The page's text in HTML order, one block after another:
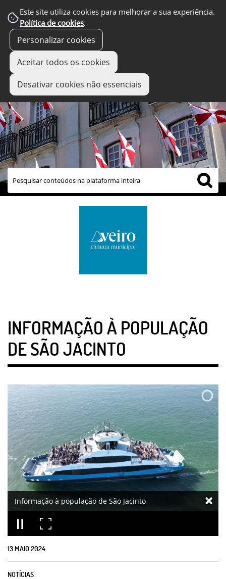
Este site utiliza cookies para melhorar a sua experiência.
Política de cookies.
Personalizar cookies
Aceitar todos os cookies
Desativar cookies não essenciais
links úteis
INFORMAÇÃO À POPULAÇÃO
DE SÃO JACINTO
Informação à população de São Jacinto
13 MAIO2024
NOTÍCIAS